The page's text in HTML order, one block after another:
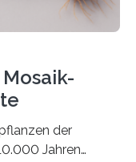
der
Jahren